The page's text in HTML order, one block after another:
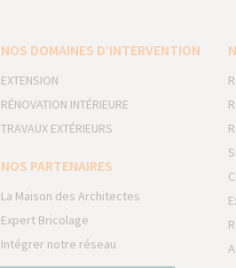
NOS DOMAINES D’INTERVENTION
EXTENSION
RÉNOVATION INTÉRIEURE
TRAVAUX EXTÉRIEURS
NOS PARTENAIRES
La Maison des Architectes
Expert Bricolage
Intégrer notre réseau